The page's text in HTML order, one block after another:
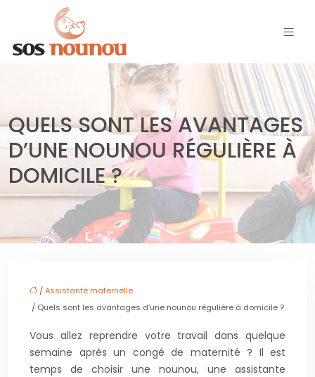
QUELS SONT LES AVANTAGES
D’UNE NOUNOU RÉGULIÈRE À
DOMICILE ?
/Assistante maternelle
/ Quels sont les avantages d’une nounou régulière à domicile ?
Vous allez reprendre votre travail dans quelque
semaine après un congé de maternité ? Il est
temps de choisir une nounou, une assistante